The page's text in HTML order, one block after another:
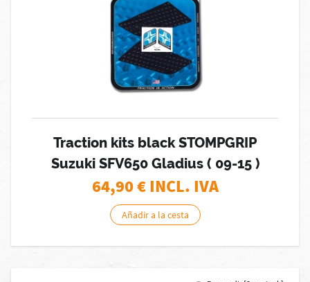
Traction kits black STOMPGRIP
Suzuki SFV650 Gladius ( 09-15 )
64,90€ INCL. IVA
Añadir a la cesta